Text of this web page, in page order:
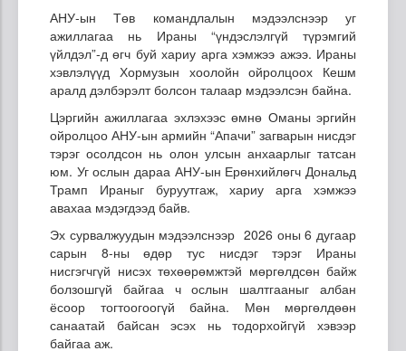
АНУ-ын Төв командлалын мэдээлснээр уг
ажиллагаа нь Ираны “үндэслэлгүй түрэмгий
үйлдэл”-д өгч буй хариу арга хэмжээ ажээ. Ираны
хэвлэлүүд Хормузын хоолойн ойролцоох Кешм
аралд дэлбэрэлт болсон талаар мэдээлсэн байна.
Цэргийн ажиллагаа эхлэхээс өмнө Оманы эргийн
ойролцоо АНУ-ын армийн “Апачи” загварын нисдэг
тэрэг осолдсон нь олон улсын анхаарлыг татсан
юм. Уг ослын дараа АНУ-ын Ерөнхийлөгч Дональд
Трамп Ираныг буруутгаж, хариу арга хэмжээ
авахаа мэдэгдээд байв.
Эх сурвалжуудын мэдээлснээр 2026 оны 6 дугаар
сарын 8-ны өдөр тус нисдэг тэрэг Ираны
нисгэгчгүй нисэх төхөөрөмжтэй мөргөлдсөн байж
болзошгүй байгаа ч ослын шалтгааныг албан
ёсоор тогтоогоогүй байна. Мөн мөргөлдөөн
санаатай байсан эсэх нь тодорхойгүй хэвээр
байгаа аж.